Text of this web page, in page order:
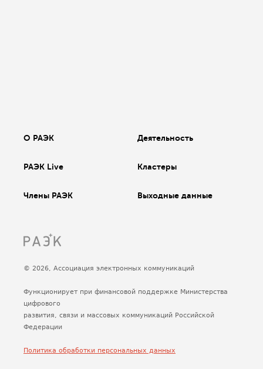
О РАЭК Деятельность
РАЭК Live Кластеры
Члены РАЭК Выходные данные
© 2026, Ассоциация электронных коммуникаций
Функционирует при финансовой поддержке Министерства
цифрового
развития, связи и массовых коммуникаций Российской
Федерации
Политика обработки персональных данных